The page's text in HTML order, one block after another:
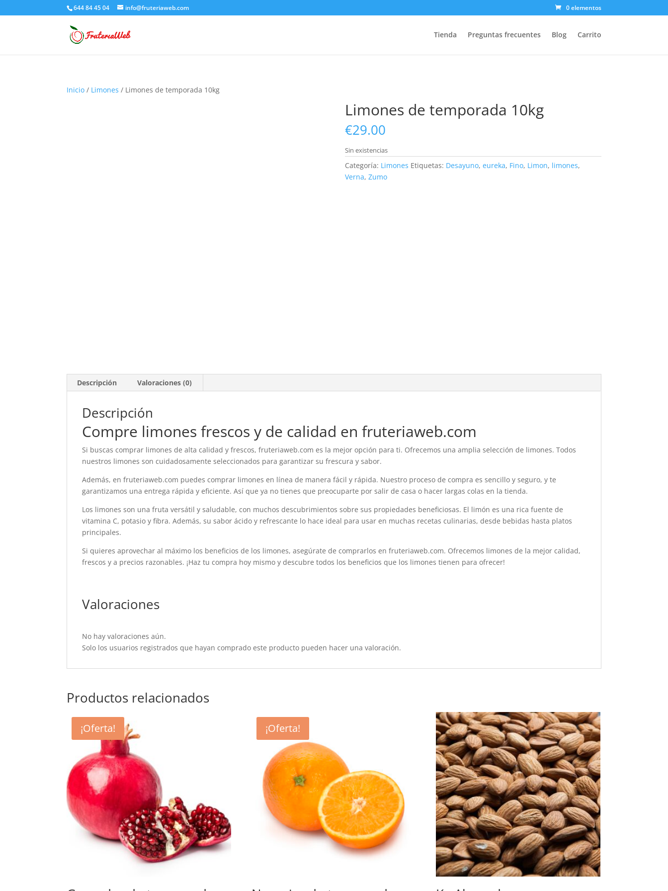
644 84 45 04 info@fruteriaweb.com 0 elementos
Tienda Preguntas frecuentes Blog Carrito
Inicio / Limones / Limones de temporada 10kg
Limones de temporada 10kg
€29.00
Sin existencias
Categoría: Limones Etiquetas: Desayuno, eureka, Fino, Limon, limones,
Verna, Zumo
Descripción Valoraciones (0)
Descripción
Compre limones frescos y de calidad en fruteriaweb.com
Si buscas comprar limones de alta calidad y frescos, fruteriaweb.com es la mejor opción para ti. Ofrecemos una amplia selección de limones. Todos
nuestros limones son cuidadosamente seleccionados para garantizar su frescura y sabor.
Además, en fruteriaweb.com puedes comprar limones en línea de manera fácil y rápida. Nuestro proceso de compra es sencillo y seguro, y te
garantizamos una entrega rápida y eficiente. Así que ya no tienes que preocuparte por salir de casa o hacer largas colas en la tienda.
Los limones son una fruta versátil y saludable, con muchos descubrimientos sobre sus propiedades beneficiosas. El limón es una rica fuente de
vitamina C, potasio y fibra. Además, su sabor ácido y refrescante lo hace ideal para usar en muchas recetas culinarias, desde bebidas hasta platos
principales.
Si quieres aprovechar al máximo los beneficios de los limones, asegúrate de comprarlos en fruteriaweb.com. Ofrecemos limones de la mejor calidad,
frescos y a precios razonables. ¡Haz tu compra hoy mismo y descubre todos los beneficios que los limones tienen para ofrecer!
Valoraciones
No hay valoraciones aún.
Solo los usuarios registrados que hayan comprado este producto pueden hacer una valoración.
Productos relacionados
¡Oferta! ¡Oferta!